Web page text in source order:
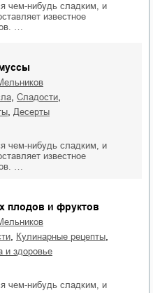
чем-нибудь сладким, и
известное
…
сладости
десерты
чем-нибудь сладким, и
известное
…
плодов и фруктов
кулинарные рецепты
и здоровье
чем-нибудь сладким, и